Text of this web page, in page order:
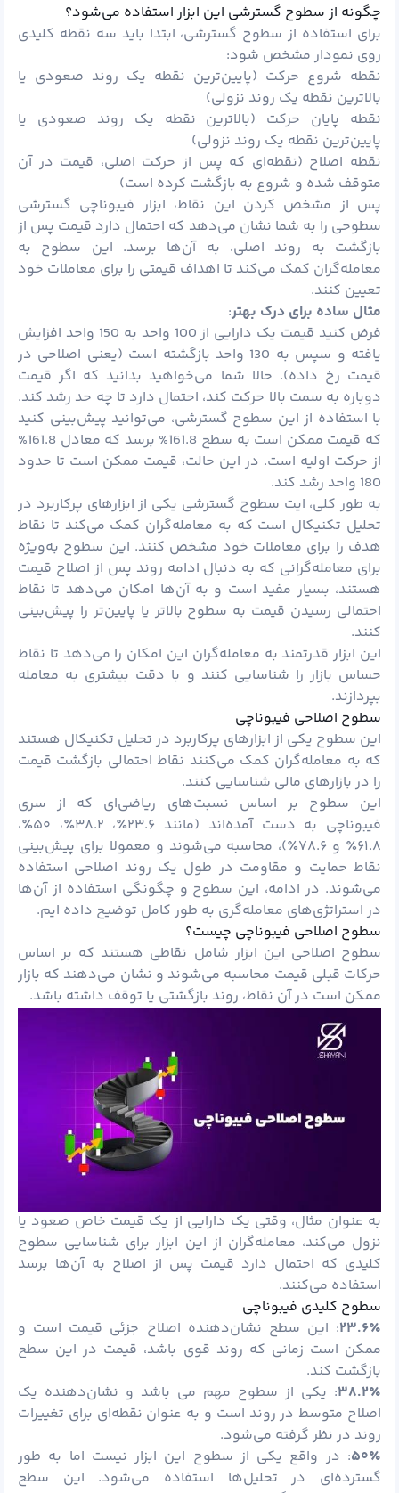
چگونه از سطوح گسترشی این ابزار استفاده می‌شود؟
برای استفاده از سطوح گسترشی، ابتدا باید سه نقطه کلیدی
روی نمودار مشخص شود:
نقطه شروع حرکت (پایین‌ترین نقطه یک روند صعودی یا
بالاترین نقطه یک روند نزولی)
نقطه پایان حرکت (بالاترین نقطه یک روند صعودی یا
پایین‌ترین نقطه یک روند نزولی)
نقطه اصلاح (نقطه‌ای که پس از حرکت اصلی، قیمت در آن
متوقف شده و شروع به بازگشت کرده است)
پس از مشخص کردن این نقاط، ابزار فیبوناچی گسترشی
سطوحی را به شما نشان می‌دهد که احتمال دارد قیمت پس از
بازگشت به روند اصلی، به آن‌ها برسد. این سطوح به
معامله‌گران کمک می‌کند تا اهداف قیمتی را برای معاملات خود
تعیین کنند.
مثال ساده برای درک بهتر:
فرض کنید قیمت یک دارایی از 100 واحد به 150 واحد افزایش
یافته و سپس به 130 واحد بازگشته است (یعنی اصلاحی در
قیمت رخ داده). حالا شما می‌خواهید بدانید که اگر قیمت
دوباره به سمت بالا حرکت کند، احتمال دارد تا چه حد رشد کند.
با استفاده از این سطوح گسترشی، می‌توانید پیش‌بینی کنید
که قیمت ممکن است به سطح 161.8% برسد که معادل 161.8%
از حرکت اولیه است. در این حالت، قیمت ممکن است تا حدود
180 واحد رشد کند.
به طور کلی، ایت سطوح گسترشی یکی از ابزارهای پرکاربرد در
تحلیل تکنیکال است که به معامله‌گران کمک می‌کند تا نقاط
هدف را برای معاملات خود مشخص کنند. این سطوح به‌ویژه
برای معامله‌گرانی که به دنبال ادامه روند پس از اصلاح قیمت
هستند، بسیار مفید است و به آن‌ها امکان می‌دهد تا نقاط
احتمالی رسیدن قیمت به سطوح بالاتر یا پایین‌تر را پیش‌بینی
کنند.
این ابزار قدرتمند به معامله‌گران این امکان را می‌دهد تا نقاط
حساس بازار را شناسایی کنند و با دقت بیشتری به معامله
بپردازند.
سطوح اصلاحی فیبوناچی
این سطوح یکی از ابزارهای پرکاربرد در تحلیل تکنیکال هستند
که به معامله‌گران کمک می‌کنند نقاط احتمالی بازگشت قیمت
را در بازارهای مالی شناسایی کنند.
این سطوح بر اساس نسبت‌های ریاضی‌ای که از سری
فیبوناچی به دست آمده‌اند (مانند ۲۳.۶٪، ۳۸.۲٪، ۵۰٪،
۶۱.۸٪ و ۷۸.۶٪)، محاسبه می‌شوند و معمولا برای پیش‌بینی
نقاط حمایت و مقاومت در طول یک روند اصلاحی استفاده
می‌شوند. در ادامه، این سطوح و چگونگی استفاده از آن‌ها
در استراتژی‌های معامله‌گری به طور کامل توضیح داده ایم.
سطوح اصلاحی فیبوناچی چیست؟
سطوح اصلاحی این ابزار شامل نقاطی هستند که بر اساس
حرکات قبلی قیمت محاسبه می‌شوند و نشان می‌دهند که بازار
ممکن است در آن نقاط، روند بازگشتی یا توقف داشته باشد.
به عنوان مثال، وقتی یک دارایی از یک قیمت خاص صعود یا
نزول می‌کند، معامله‌گران از این ابزار برای شناسایی سطوح
کلیدی که احتمال دارد قیمت پس از اصلاح به آن‌ها برسد
استفاده می‌کنند.
سطوح کلیدی فیبوناچی
۲۳.۶٪: این سطح نشان‌دهنده اصلاح جزئی قیمت است و
ممکن است زمانی که روند قوی باشد، قیمت در این سطح
بازگشت کند.
۳۸.۲٪: یکی از سطوح مهم می باشد و نشان‌دهنده یک
اصلاح متوسط در روند است و به عنوان نقطه‌ای برای تغییرات
روند در نظر گرفته می‌شود.
۵۰٪: در واقع یکی از سطوح این ابزار نیست اما به طور
گسترده‌ای در تحلیل‌ها استفاده می‌شود. این سطح